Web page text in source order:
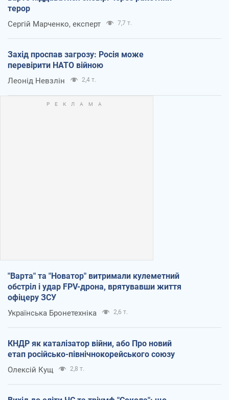
терор
Сергій Марченко, експерт 7,7 т.
Захід проспав загрозу: Росія може
перевірити НАТО війною
Леонід Невзлін 2,4 т.
"Варта" та "Новатор" витримали кулеметний
обстріл і удар FPV-дрона, врятувавши життя
офіцеру ЗСУ
Українська Бронетехніка 2,6 т.
КНДР як каталізатор війни, або Про новий
етап російсько-північнокорейського союзу
Олексій Кущ 2,8 т.